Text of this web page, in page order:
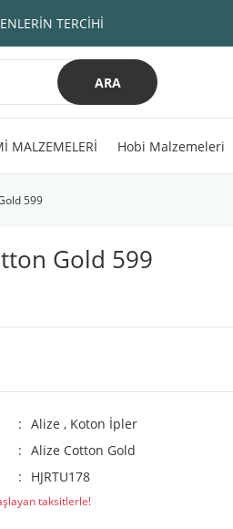
TERCİHİ
ARA
MALZEMELERİ Hobi Malzemeleri
599
Gold 599
Alize , Koton İpler
Alize Cotton Gold
HJRTU178
taksitlerle!